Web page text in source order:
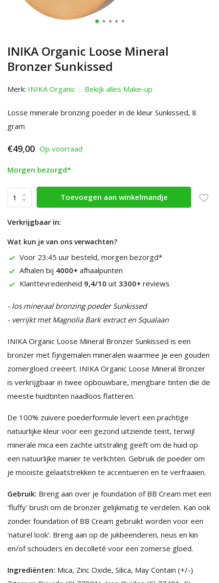
INIKA Organic Loose Mineral
Bronzer Sunkissed
Merk: INIKA Organic Bekijk alles Make-up
Losse minerale bronzing poeder in de kleur Sunkissed, 8
gram
€49,00 Op voorraad
Morgen bezorgd*
Toevoegen aan winkelmandje
Verkrijgbaar in:
Wat kun je van ons verwachten?
Voor 23:45 uur besteld, morgen bezorgd*
Afhalen bij 4000+ afhaalpunten
Klanttevredenheid 9,4/10 uit 3300+ reviews
- los mineraal bronzing poeder Sunkissed
- verrijkt met Magnolia Bark extract en Squalaan
INIKA Organic Loose Mineral Bronzer Sunkissed is een
bronzer met fijngemalen mineralen waarmee je een gouden
zomergloed creëert. INIKA Organic Loose Mineral Bronzer
is verkrijgbaar in twee opbouwbare, mengbare tinten die de
meeste huidtinten naadloos flatteren.
De 100% zuivere poederformule levert een prachtige
natuurlijke kleur voor een gezond uitziende teint, terwijl
minerale mica een zachte uitstraling geeft om de huid op
een natuurlijke manier te verlichten. Gebruik de poeder om
je mooiste gelaatstrekken te accentueren en te verfraaien.
Gebruik: Breng aan over je foundation of BB Cream met een
'fluffy' brush om de bronzer gelijkmatig te verdelen. Kan ook
zonder foundation of BB Cream gebruikt worden voor een
'naturel look'. Breng aan op de jukbeenderen, neus en kin
en/of schouders en decolleté voor een zomerse gloed.
Ingrediënten: Mica, Zinc Oxide, Silica, May Contain (+/-)